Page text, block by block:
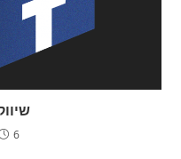
6 ביוני 2019